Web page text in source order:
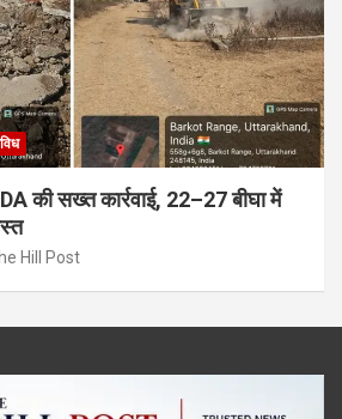
की सख्त कार्रवाई, 22–27 बीघा में
Hill Post